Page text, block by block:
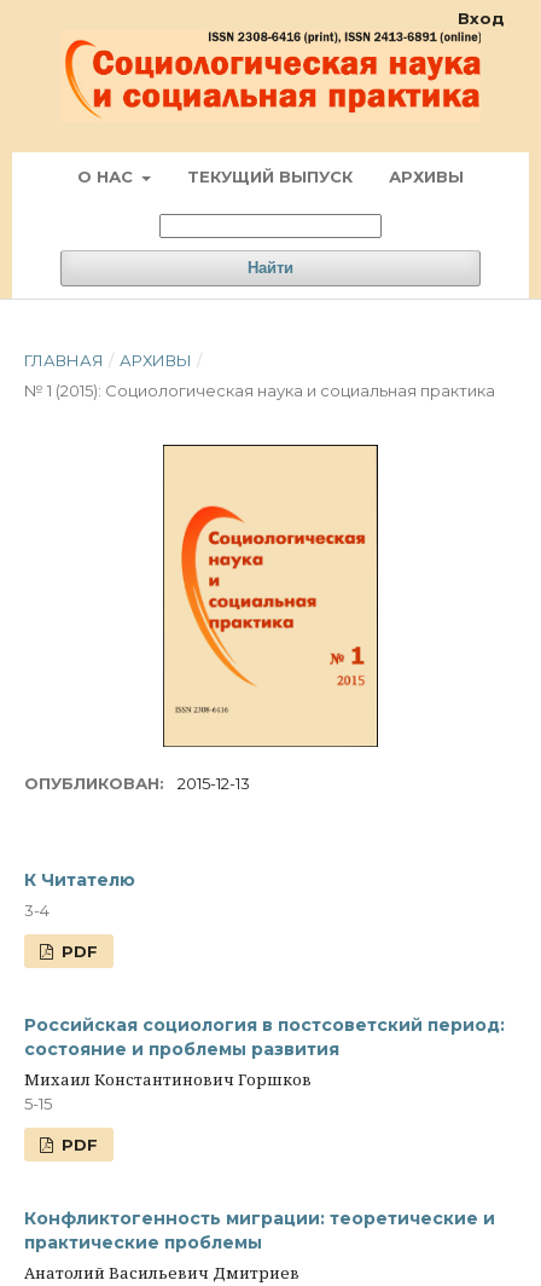
О НАС ТЕКУЩИЙ ВЫПУСК АРХИВЫ
Найти
Вход
ГЛАВНАЯ / АРХИВЫ /
№ 1 (2015): Социологическая наука и социальная практика
ОПУБЛИКОВАН: 2015-12-13
К Читателю
3-4
PDF
Российская социология в постсоветский период:
состояние и проблемы развития
Михаил Константинович Горшков
5-15
PDF
Конфликтогенность миграции: теоретические и
практические проблемы
Анатолий Васильевич Дмитриев